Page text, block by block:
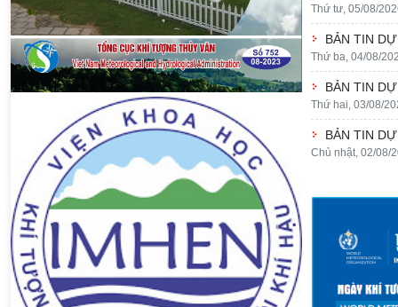
Thứ tư, 05/08/
BẢN TIN
Thứ ba, 04/08/
BẢN TIN
Thứ hai, 03/08/
BẢN TIN
Chủ nhật, 02/08/